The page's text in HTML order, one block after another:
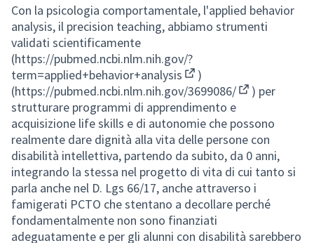
Con la psicologia comportamentale, l'applied behavior
analysis, il precision teaching, abbiamo strumenti
validati scientificamente
(https://pubmed.ncbi.nlm.nih.gov/?
term=applied+behavior+analysis
(Collegamento esterno)
)
(https://pubmed.ncbi.nlm.nih.gov/3699086/
) per
strutturare programmi di apprendimento e
acquisizione life skills e di autonomie che possono
realmente dare dignità alla vita delle persone con
disabilità intellettiva, partendo da subito, da 0 anni,
integrando la stessa nel progetto di vita di cui tanto si
parla anche nel D. Lgs 66/17, anche attraverso i
famigerati PCTO che stentano a decollare perché
fondamentalmente non sono finanziati
adeguatamente e per gli alunni con disabilità sarebbero